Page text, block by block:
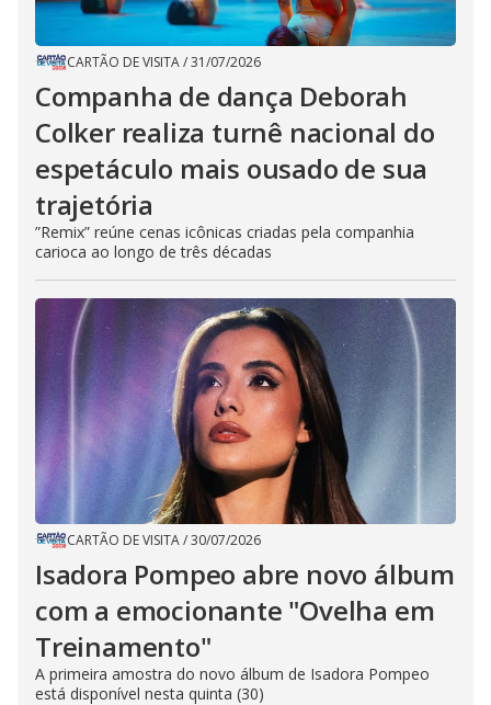
CARTÃO DE VISITA/31/07/2026
Companha de dança Deborah
Colker realiza turnê nacional do
espetáculo mais ousado de sua
trajetória
”Remix” reúne cenas icônicas criadas pela companhia
carioca ao longo de três décadas
CARTÃO DE VISITA/30/07/2026
Isadora Pompeo abre novo álbum
com a emocionante "Ovelha em
Treinamento"
A primeira amostra do novo álbum de Isadora Pompeo
está disponível nesta quinta (30)